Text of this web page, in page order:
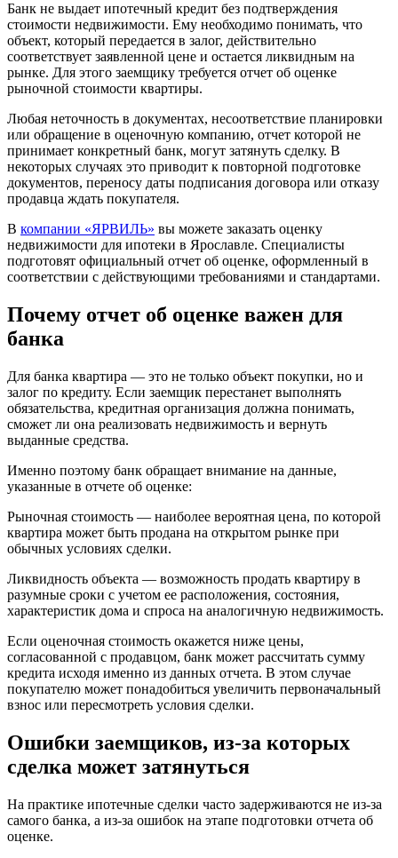
Банк не выдает ипотечный кредит без подтверждения
стоимости недвижимости. Ему необходимо понимать, что
объект, который передается в залог, действительно
соответствует заявленной цене и остается ликвидным на
рынке. Для этого заемщику требуется отчет об оценке
рыночной стоимости квартиры.
Любая неточность в документах, несоответствие планировки
или обращение в оценочную компанию, отчет которой не
принимает конкретный банк, могут затянуть сделку. В
некоторых случаях это приводит к повторной подготовке
документов, переносу даты подписания договора или отказу
продавца ждать покупателя.
В компании «ЯРВИЛЬ» вы можете заказать оценку
недвижимости для ипотеки в Ярославле. Специалисты
подготовят официальный отчет об оценке, оформленный в
соответствии с действующими требованиями и стандартами.
Почему отчет об оценке важен для
банка
Для банка квартира — это не только объект покупки, но и
залог по кредиту. Если заемщик перестанет выполнять
обязательства, кредитная организация должна понимать,
сможет ли она реализовать недвижимость и вернуть
выданные средства.
Именно поэтому банк обращает внимание на данные,
указанные в отчете об оценке:
Рыночная стоимость — наиболее вероятная цена, по которой
квартира может быть продана на открытом рынке при
обычных условиях сделки.
Ликвидность объекта — возможность продать квартиру в
разумные сроки с учетом ее расположения, состояния,
характеристик дома и спроса на аналогичную недвижимость.
Если оценочная стоимость окажется ниже цены,
согласованной с продавцом, банк может рассчитать сумму
кредита исходя именно из данных отчета. В этом случае
покупателю может понадобиться увеличить первоначальный
взнос или пересмотреть условия сделки.
Ошибки заемщиков, из-за которых
сделка может затянуться
На практике ипотечные сделки часто задерживаются не из-за
самого банка, а из-за ошибок на этапе подготовки отчета об
оценке.